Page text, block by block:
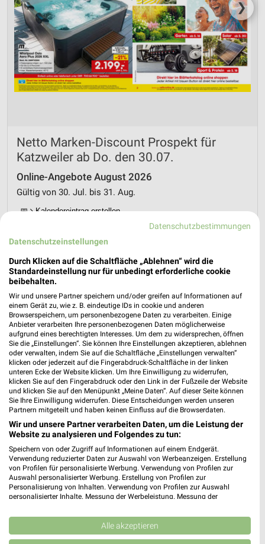
❯
Netto Marken-Discount Prospekt für
Katzweiler ab Do. den 30.07.
Online-Angebote August 2026
Gültig von 30. Jul. bis 31. Aug.
📅 Kalendereintrag erstellen
PROSPEKT BLÄTTERN
SPIRITUOSEN GETRÄNKE GRILLEN AKTIONEN, RABATTE &
Datenschutzbestimmungen
Datenschutzeinstellungen
Durch Klicken auf die Schaltfläche „Ablehnen“ wird die
Standardeinstellung nur für unbedingt erforderliche cookie
beibehalten.
Wir und unsere Partner speichern und/oder greifen auf Informationen auf
einem Gerät zu, wie z. B. eindeutige IDs in cookie und anderen
Browserspeichern, um personenbezogene Daten zu verarbeiten. Einige
Anbieter verarbeiten Ihre personenbezogenen Daten möglicherweise
aufgrund eines berechtigten Interesses. Um dem zu widersprechen, öffnen
Sie die „Einstellungen“. Sie können Ihre Einstellungen akzeptieren, ablehnen
oder verwalten, indem Sie auf die Schaltfläche „Einstellungen verwalten“
klicken oder jederzeit auf die Fingerabdruck-Schaltfläche in der linken
unteren Ecke der Website klicken. Um Ihre Einwilligung zu widerrufen,
klicken Sie auf den Fingerabdruck oder den Link in der Fußzeile der Website
und klicken Sie auf den Menüpunkt „Meine Daten“. Auf dieser Seite können
Sie Ihre Einwilligung widerrufen. Diese Entscheidungen werden unseren
Partnern mitgeteilt und haben keinen Einfluss auf die Browserdaten.
Wir und unsere Partner verarbeiten Daten, um die Leistung der
Website zu analysieren und Folgendes zu tun:
Speichern von oder Zugriff auf Informationen auf einem Endgerät.
Verwendung reduzierter Daten zur Auswahl von Werbeanzeigen. Erstellung
von Profilen für personalisierte Werbung. Verwendung von Profilen zur
Auswahl personalisierter Werbung. Erstellung von Profilen zur
Personalisierung von Inhalten. Verwendung von Profilen zur Auswahl
personalisierter Inhalte. Messung der Werbeleistung. Messung der
Kombinationen von Daten aus verschiedenen Quellen. Entwicklung und
Verbesserung der Angebote. Verwendung reduzierter Daten zur Auswahl
von Inhalten.
Alle akzeptieren